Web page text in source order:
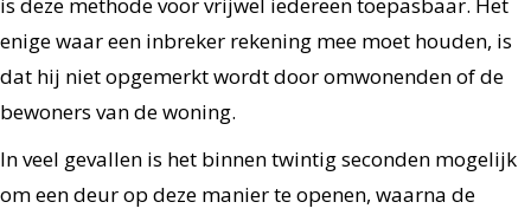
is deze methode voor vrijwel iedereen toepasbaar. Het
enige waar een inbreker rekening mee moet houden, is
dat hij niet opgemerkt wordt door omwonenden of de
bewoners van de woning.
In veel gevallen is het binnen twintig seconden mogelijk
om een deur op deze manier te openen, waarna de